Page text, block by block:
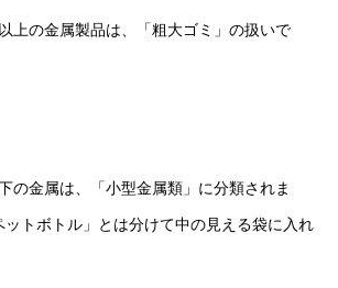
上の金属製品は、「粗大ゴミ」の扱いで
の金属は、「小型金属類」に分類されま
トボトル」とは分けて中の見える袋に入れ